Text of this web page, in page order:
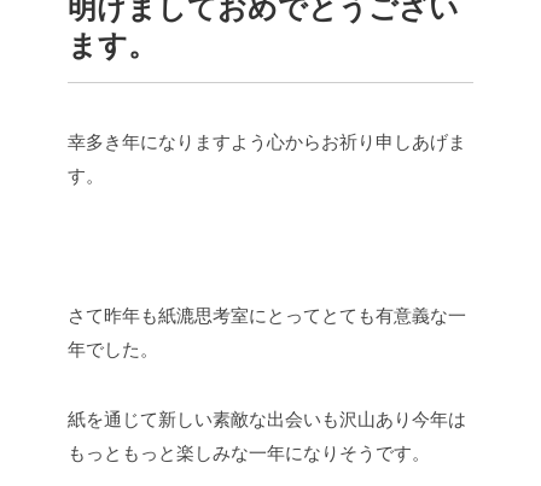
明けましておめでとうござい
ます。
幸多き年になりますよう心からお祈り申しあげま
す。
さて昨年も紙漉思考室にとってとても有意義な一
年でした。
紙を通じて新しい素敵な出会いも沢山あり今年は
もっともっと楽しみな一年になりそうです。